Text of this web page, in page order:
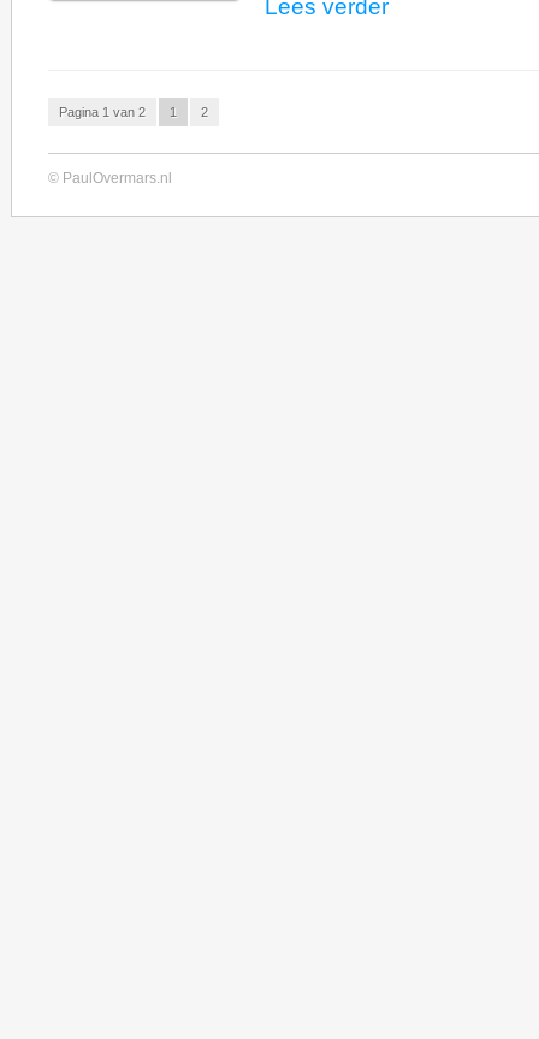
Lees verder
Pagina 1 van 2 1 2
© PaulOvermars.nl